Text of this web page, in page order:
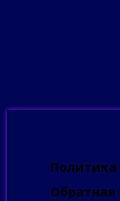
Обратная